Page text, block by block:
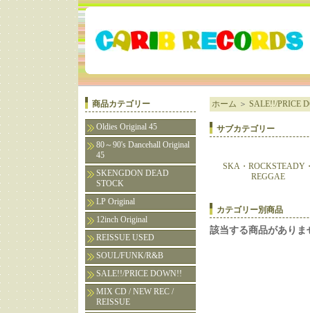
商品カテゴリー
Oldies Original 45
80～90's Dancehall Original
45
SKENGDON DEAD
STOCK
LP Original
12inch Original
REISSUE USED
SOUL/FUNK/R&B
SALE!!/PRICE DOWN!!
MIX CD / NEW REC /
REISSUE
ホーム ＞ SALE!!/PRICE
サブカテゴリー
SKA・ROCKSTEADY
REGGAE
カテゴリー別商品
該当する商品がありま